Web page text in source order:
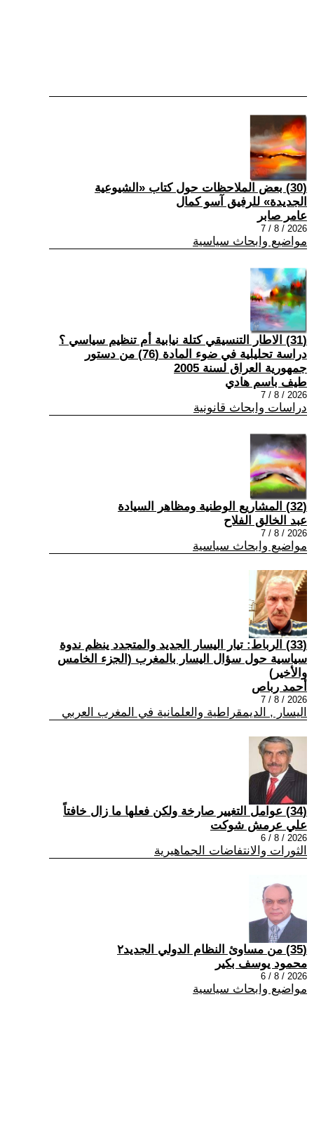
(30) بعض الملاحظات حول كتاب «الشيوعية
الجديدة» للرفيق آسو كمال
عامر صابر
2026 / 8 / 7
مواضيع وابحاث سياسية
(31) الاطار التنسيقي كتلة نيابية أم تنظيم سياسي ؟
دراسة تحليلية في ضوء المادة (76) من دستور
جمهورية العراق لسنة 2005
طيف باسم هادي
2026 / 8 / 7
دراسات وابحاث قانونية
(32) المشاريع الوطنية ومظاهر السيادة
عبد الخالق الفلاح
2026 / 8 / 7
مواضيع وابحاث سياسية
(33) الرباط: تيار اليسار الجديد والمتجدد ينظم ندوة
سياسية حول سؤال اليسار بالمغرب (الجزء الخامس
والأخير)
أحمد رباص
2026 / 8 / 7
اليسار , الديمقراطية والعلمانية في المغرب العربي
(34) عوامل التغيير صارخة ولكن فعلها ما زال خافتاً
علي عرمش شوكت
2026 / 8 / 6
الثورات والانتفاضات الجماهيرية
(35) من مساوئ النظام الدولي الجديد٢
محمود يوسف بكير
2026 / 8 / 6
مواضيع وابحاث سياسية